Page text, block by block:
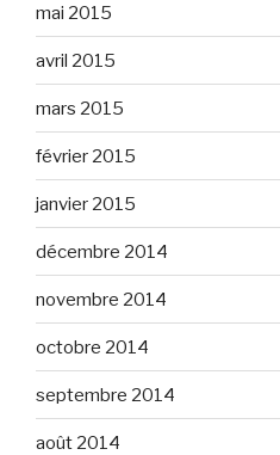
mai 2015
avril 2015
mars 2015
février 2015
janvier 2015
décembre 2014
novembre 2014
octobre 2014
septembre 2014
août 2014